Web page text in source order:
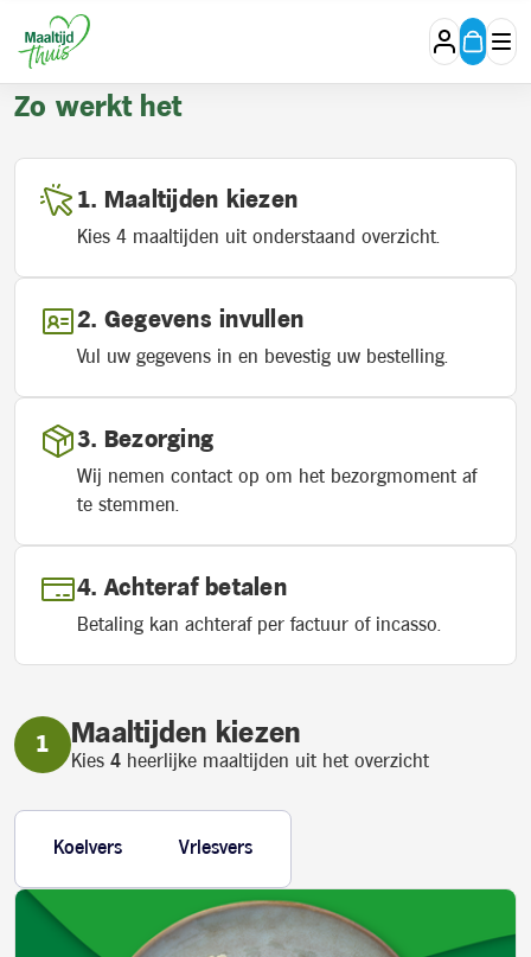
Proefpakket
Zo werkt het
Maaltijden kiezen
Kies 4 maaltijden uit onderstaand overzicht.
Gegevens invullen
Vul uw gegevens in en bevestig uw bestelling.
Bezorging
Wij nemen contact op om het bezorgmoment af
te stemmen.
Achteraf betalen
Betaling kan achteraf per factuur of incasso.
Maaltijden kiezen
Kies 4 heerlijke maaltijden uit het overzicht
Koelvers Vriesvers